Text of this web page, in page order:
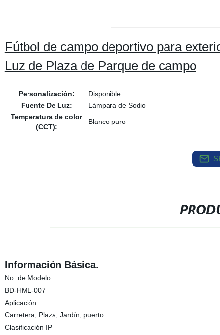
Fútbol de campo deportivo para
Luz de Plaza de Parque de campo
Personalización:
Disponible
Fuente De Luz:
Lámpara de Sodio
Temperatura de color
(CCT):
Blanco puro
Información Básica.
No. de Modelo.
BD-HML-007
Aplicación
Carretera, Plaza, Jardín, puerto
Clasificación IP